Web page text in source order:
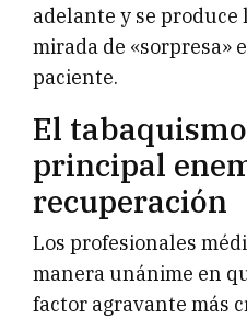
adelante y se
mirada de «sorpresa»
paciente.
El
principal
recuperación
Los profesionales
manera unánime en
factor agravante más